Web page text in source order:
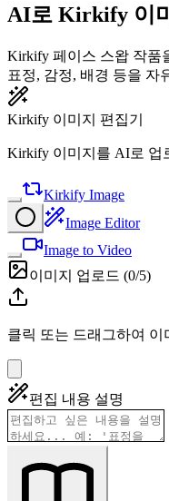
AI로 Kirkify 이
Kirkify 페이스 스왑 작품
표정, 감정, 배경 등을 자
Kirkify 이미지 편집기
Kirkify 이미지를 AI로 업
Kirkify Image
Image Editor
Image to Video
이미지 업로드 (0/5)
클릭 또는 드래그하여 이
편집 내용 설명